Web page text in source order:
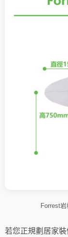
Forrest
若您正規劃居家